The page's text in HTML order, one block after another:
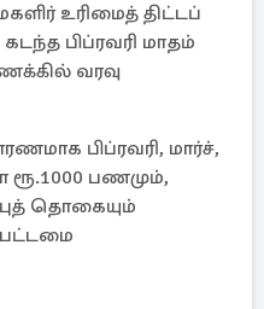
உரிமைத் திட்டப்
பிப்ரவரி மாதம்
வரவு
பிப்ரவரி, மார்ச்,
பணமும்,
தொகையும்